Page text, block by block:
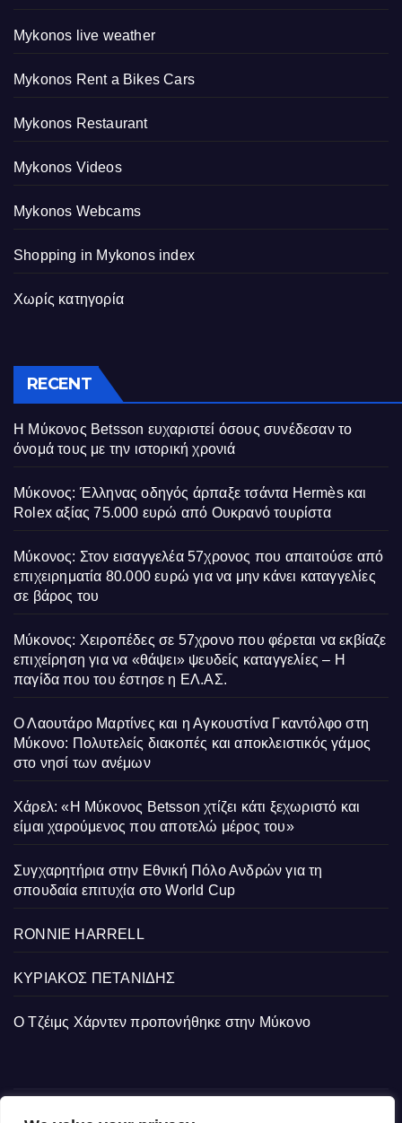
Mykonos live weather
Mykonos Rent a Bikes Cars
Mykonos Restaurant
Mykonos Videos
Mykonos Webcams
Shopping in Mykonos index
Χωρίς κατηγορία
RECENT
Η Μύκονος Betsson ευχαριστεί όσους συνέδεσαν το
όνομά τους με την ιστορική χρονιά
Μύκονος: Έλληνας οδηγός άρπαξε τσάντα Hermès και
Rolex αξίας 75.000 ευρώ από Ουκρανό τουρίστα
Μύκονος: Στον εισαγγελέα 57χρονος που απαιτούσε από
επιχειρηματία 80.000 ευρώ για να μην κάνει καταγγελίες
σε βάρος του
Μύκονος: Χειροπέδες σε 57χρονο που φέρεται να εκβίαζε
επιχείρηση για να «θάψει» ψευδείς καταγγελίες – Η
παγίδα που του έστησε η ΕΛ.ΑΣ.
Ο Λαουτάρο Μαρτίνες και η Αγκουστίνα Γκαντόλφο στη
Μύκονο: Πολυτελείς διακοπές και αποκλειστικός γάμος
στο νησί των ανέμων
Χάρελ: «Η Μύκονος Betsson χτίζει κάτι ξεχωριστό και
είμαι χαρούμενος που αποτελώ μέρος του»
Συγχαρητήρια στην Εθνική Πόλο Ανδρών για τη
σπουδαία επιτυχία στο World Cup
RONNIE HARRELL
ΚΥΡΙΑΚΟΣ ΠΕΤΑΝΙΔΗΣ
Ο Τζέιμς Χάρντεν προπονήθηκε στην Μύκονο